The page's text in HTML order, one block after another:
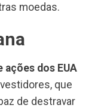
moedas.
dos EUA
que
de destravar